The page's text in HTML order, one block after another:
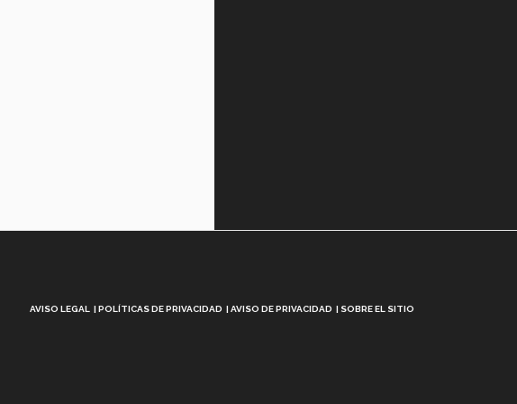
AVISO LEGAL POLÍTICAS DE PRIVACIDAD AVISO DE PRIVACIDAD SOBRE EL SITIO